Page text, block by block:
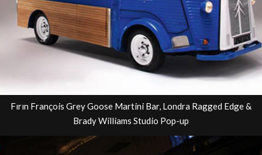
Fırın François Grey Goose Martini Bar, Londra Ragged Edge &
Brady Williams Studio Pop-up